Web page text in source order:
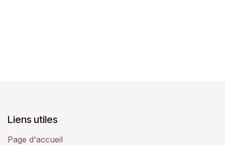
Liens utiles
Page d'accueil